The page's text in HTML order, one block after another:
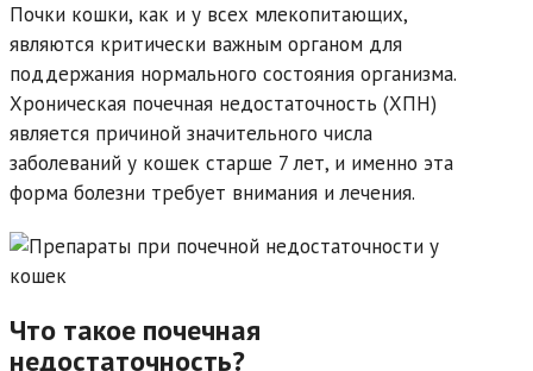
Почки кошки, как и у всех млекопитающих,
являются критически важным органом для
поддержания нормального состояния организма.
Хроническая почечная недостаточность (ХПН)
является причиной значительного числа
заболеваний у кошек старше 7 лет, и именно эта
форма болезни требует внимания и лечения.
Что такое почечная
недостаточность?